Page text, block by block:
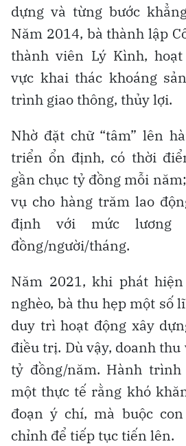
dựng và từng bước
Năm 2014, bà thành lập
thành viên Lý Kình,
vực khai thác khoáng
trình giao thông, thủy lợi.
Nhờ đặt chữ “tâm” lên
triển ổn định, có thời
gần chục tỷ đồng mỗi
vụ cho hàng trăm lao
định với mức
đồng/người/tháng.
Năm 2021, khi phát
nghèo, bà thu hẹp một số
duy trì hoạt động xây
điều trị. Dù vậy, doanh
tỷ đồng/năm. Hành
một thực tế rằng khó
đoạn ý chí, mà buộc
chỉnh để tiếp tục tiến lên.